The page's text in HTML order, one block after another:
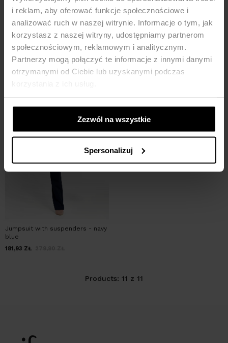
i reklam, aby oferować funkcje społecznościowe i
analizować ruch w naszej witrynie. Informacje o tym, jak
korzystasz z naszej witryny, udostępniamy partnerom
społecznościowym, reklamowym i analitycznym.
Partnerzy mogą połączyć te informacje z innymi danymi
otrzymanymi od Ciebie lub uzyskanymi podczas
Zezwól na wszystkie
Spersonalizuj
Black jumpsuit
173,94ZŁ 299,90 ZŁ
Jumpsuit with palazzo legs -
zebra pattern- navy blue
207,94ZŁ 329,90ZŁ
-35%
Jumpsuit with suspenders - navy
blue
181,93 ZŁ
Products: 11 z 11